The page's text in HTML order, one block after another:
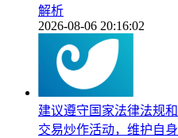
解析
2026-08-06 20:16:02
建议遵守国家法律法规
交易炒作活动，维护自